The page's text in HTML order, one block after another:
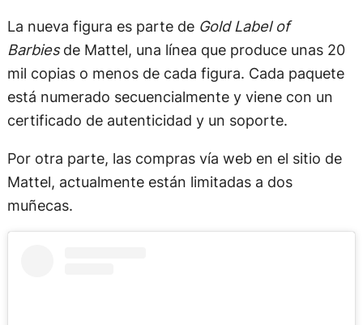
La nueva figura es parte de Gold Label of
Barbiesde Mattel, una línea que produce unas 20
mil copias o menos de cada figura. Cada paquete
está numerado secuencialmente y viene con un
certificado de autenticidad y un soporte.
Por otra parte, las compras vía web en el sitio de
Mattel, actualmente están limitadas a dos
muñecas.